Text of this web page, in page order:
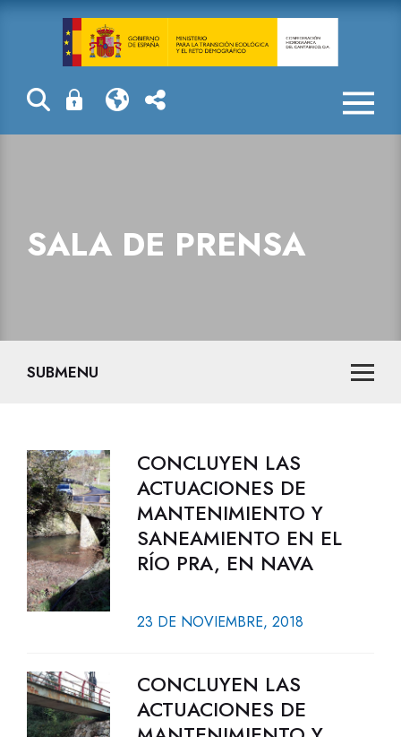
Sala de prensa
SALA DE PRENSA
SUBMENU
CONCLUYEN LAS
ACTUACIONES DE
MANTENIMIENTO Y
SANEAMIENTO EN EL
RÍO PRA, EN NAVA
23 DE NOVIEMBRE, 2018
CONCLUYEN LAS
ACTUACIONES DE